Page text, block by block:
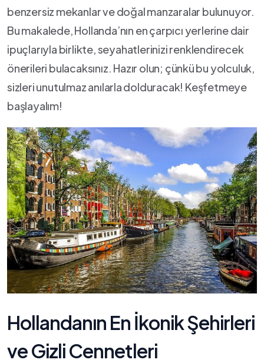
benzersiz ‍mekanlar ve doğal⁣ manzaralar bulunuyor. ​
Bu makalede, Hollanda’nın en çarpıcı yerlerine dair
ipuçlarıyla birlikte, seyahatlerinizi‍ renklendirecek⁢
önerileri bulacaksınız. Hazır olun; çünkü⁣ bu yolculuk,
sizleri unutulmaz anılarla ⁢dolduracak! Keşfetmeye
başlayalım!
Hollandanın En İkonik Şehirleri
ve Gizli Cennetleri